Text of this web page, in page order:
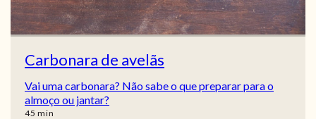
Carbonara de avelãs
Vai uma carbonara? Não sabe o que preparar para o
almoço ou jantar?
45 min
min